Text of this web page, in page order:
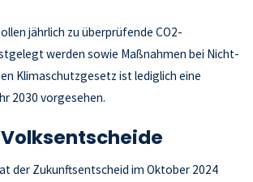
jährlich zu überprüfende CO2-
werden sowie Maßnahmen bei Nicht-
Klimaschutzgesetz ist lediglich eine
2030 vorgesehen.
der Zukunftsentscheid im Oktober 2024